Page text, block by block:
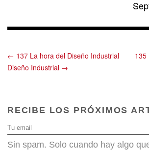
← 137 La hora del Diseño Industrial
135
Diseño Industrial →
RECIBE LOS PRÓXIMOS
Sin spam. Solo cuando hay algo